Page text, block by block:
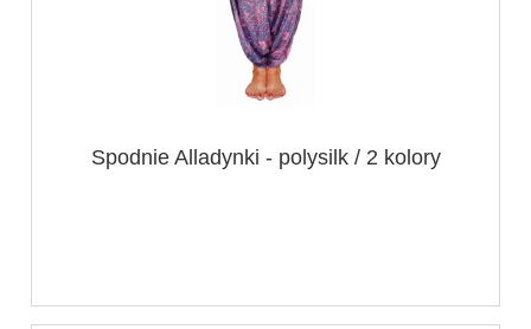
Spodnie Alladynki - polysilk / 2 kolory